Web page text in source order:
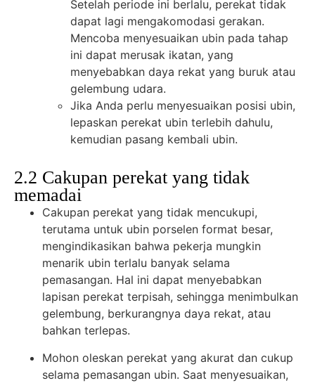
Setelah periode ini berlalu, perekat tidak
dapat lagi mengakomodasi gerakan.
Mencoba menyesuaikan ubin pada tahap
ini dapat merusak ikatan, yang
menyebabkan daya rekat yang buruk atau
gelembung udara.
Jika Anda perlu menyesuaikan posisi ubin,
lepaskan perekat ubin terlebih dahulu,
kemudian pasang kembali ubin.
2.2 Cakupan perekat yang tidak
memadai
Cakupan perekat yang tidak mencukupi,
terutama untuk ubin porselen format besar,
mengindikasikan bahwa pekerja mungkin
menarik ubin terlalu banyak selama
pemasangan. Hal ini dapat menyebabkan
lapisan perekat terpisah, sehingga menimbulkan
gelembung, berkurangnya daya rekat, atau
bahkan terlepas.
Mohon oleskan perekat yang akurat dan cukup
selama pemasangan ubin. Saat menyesuaikan,